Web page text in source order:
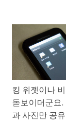
킹 위젯이나
돋보이더군요
과 사진만 공